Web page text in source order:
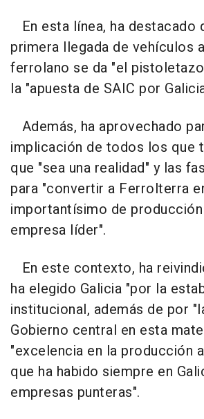
En esta línea, ha destacado
primera llegada de vehículos
ferrolano se da "el
la "apuesta de SAIC por
Además, ha aprovechado
implicación de todos los que
que "sea una realidad" y las
para "convertir a Ferrolterra
importantísimo de producción
empresa líder".
En este contexto, ha
ha elegido Galicia "por la
institucional, además de por
Gobierno central en esta
"excelencia en la producción
que ha habido siempre en
empresas punteras".